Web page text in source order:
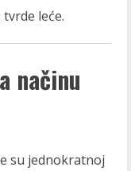
leće.
načinu
su jednokratnoj